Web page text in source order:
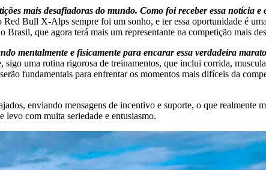
mais desafiadoras do mundo. Como foi receber essa notícia e
Bull X-Alps sempre foi um sonho, e ter essa oportunidade é
que agora terá mais um representante na competição mais
mentalmente e fisicamente para encarar essa verdadeira
uma rotina rigorosa de treinamentos, que inclui corrida,
fundamentais para enfrentar os momentos mais difíceis da
enviando mensagens de incentivo e suporte, o que realmente
levo com muita seriedade e entusiasmo.